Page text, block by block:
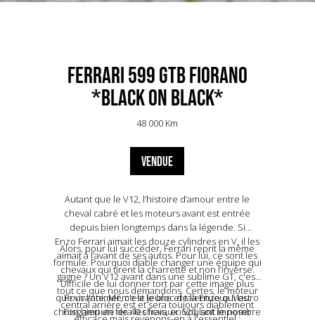
Ferrari 599 GTB Fiorano
*Black on Black*
48 000 Km
VENDUE
Autant que le V12, l’histoire d’amour entre le
cheval cabré et les moteurs avant est entrée
depuis bien longtemps dans la légende. Si
Enzo Ferrari aimait les douze cylindres en V, il les
aimait à l’avant de ses autos. Pour lui, ce sont les
chevaux qui tirent la charrette et non l’inverse.
Difficile de lui donner tort par cette image plus
que vivante. Même le jeune et talentueux Mauro
Forghieri en fera les frais, en voulant imposer
Alors, pour lui succéder, Ferrari reprit la même
formule. Pourquoi diable changer une équipe qui
gagne ? Un V12 avant dans une sublime GT, c'est
tout ce que nous demandons. Certes, le moteur
central arrière est et sera toujours diablement
Pour l'animer, c'est le bloc de la Enzo qui est
choisi, amputé de 40 chevaux. 620, soit le nombre